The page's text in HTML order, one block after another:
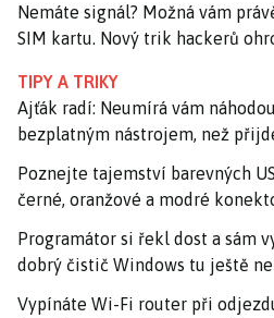
Nemáte signál? Možná vám
SIM kartu. Nový trik hackerů
TIPY A TRIKY
Ajťák radí: Neumírá vám
bezplatným nástrojem, než
Poznejte tajemství barevných
černé, oranžové a modré
Programátor si řekl dost a sám
dobrý čistič Windows tu ještě
Vypínáte Wi-Fi router při